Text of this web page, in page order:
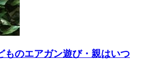
のエアガン遊び・親はいつ